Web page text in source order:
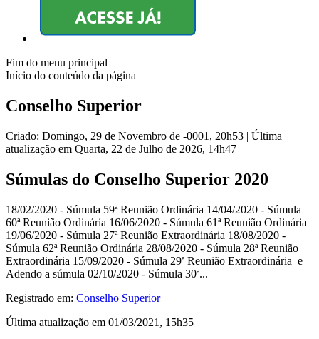
Fim do menu principal
Início do conteúdo da página
Conselho Superior
Criado: Domingo, 29 de Novembro de -0001, 20h53 | Última
atualização em Quarta, 22 de Julho de 2026, 14h47
Súmulas do Conselho Superior 2020
18/02/2020 - Súmula 59ª Reunião Ordinária 14/04/2020 - Súmula
60ª Reunião Ordinária 16/06/2020 - Súmula 61ª Reunião Ordinária
19/06/2020 - Súmula 27ª Reunião Extraordinária 18/08/2020 -
Súmula 62ª Reunião Ordinária 28/08/2020 - Súmula 28ª Reunião
Extraordinária 15/09/2020 - Súmula 29ª Reunião Extraordinária e
Adendo a súmula 02/10/2020 - Súmula 30ª...
Registrado em: Conselho Superior
Última atualização em 01/03/2021, 15h35